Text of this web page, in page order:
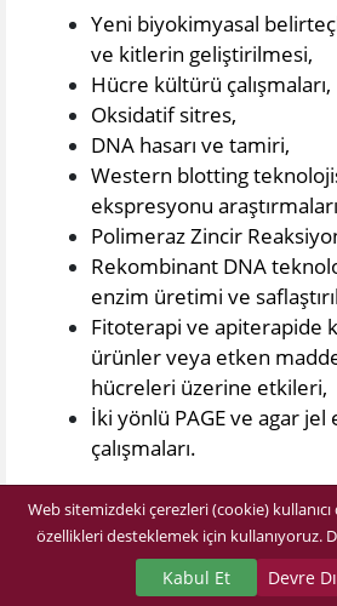
​​Yeni biyokimyasal
ve kitlerin geliştirilmesi,
Hücre kültürü çalışmaları,
Oksidatif sitres,
DNA hasarı ve tamiri,
Western blotting
ekspresyonu
Polimeraz Zincir
Rekombinant DNA
enzim üretimi ve
Fitoterapi ve apiterapide
ürünler veya etken
hücreleri üzerine etkileri,
İki yönlü PAGE ve agar
çalışmaları.
Web sitemizdeki çerezleri (cookie)
özellikleri desteklemek için kullanıyoruz.
Kabul Et Devre